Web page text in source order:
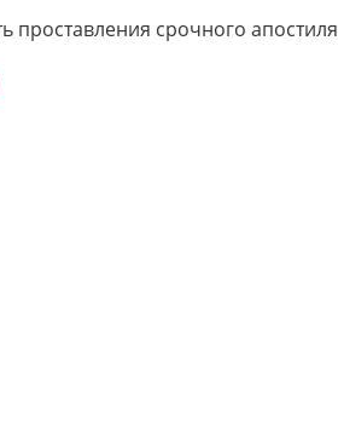
срочного апостиля